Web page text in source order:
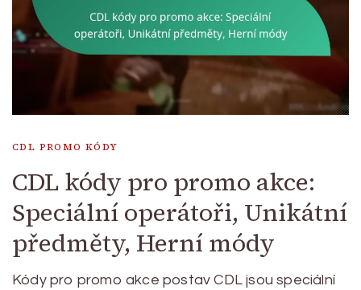
CDL PROMO KÓDY
CDL kódy pro promo akce:
Speciální operátoři, Unikátní
předměty, Herní módy
Kódy pro promo akce postav CDL jsou speciální